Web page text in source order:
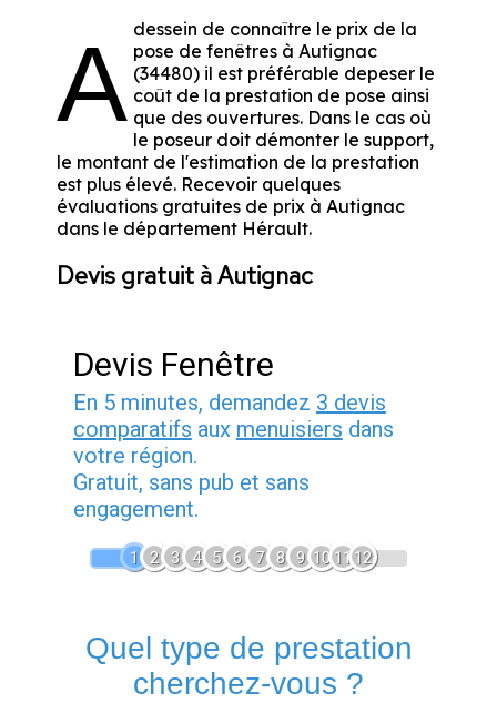
A dessein de connaître le prix de la
pose de fenêtres à Autignac
(34480) il est préférable depeser le
coût de la prestation de pose ainsi
que des ouvertures. Dans le cas où
le poseur doit démonter le support,
le montant de l'estimation de la prestation
est plus élevé. Recevoir quelques
évaluations gratuites de prix à Autignac
dans le département Hérault.
Devis gratuit à Autignac
Devis Fenêtre
En 5 minutes, demandez 3 devis
comparatifs aux menuisiers dans
votre région.
Gratuit, sans pub et sans
engagement.
1 2 3 4 5 6 7 8 9 1011 12
Quel type de prestation
cherchez-vous ?